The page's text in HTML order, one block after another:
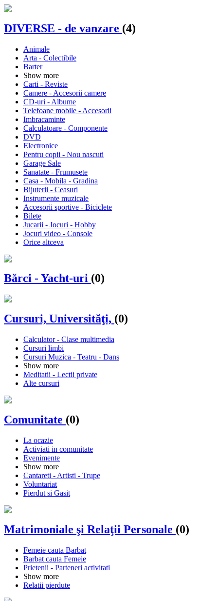
DIVERSE - de vanzare (4)
Animale
Arta - Colectibile
Barter
Show more
Carti - Reviste
Camere - Accesorii camere
CD-uri - Albume
Telefoane mobile - Accesorii
Imbracaminte
Calculatoare - Componente
DVD
Electronice
Pentru copii - Nou nascuti
Garage Sale
Sanatate - Frumusete
Casa - Mobila - Gradina
Bijuterii - Ceasuri
Instrumente muzicale
Accesorii sportive - Biciclete
Bilete
Jucarii - Jocuri - Hobby
Jocuri video - Console
Orice altceva
Bărci - Yacht-uri (0)
Cursuri, Universităţi, (0)
Calculator - Clase multimedia
Cursuri limbi
Cursuri Muzica - Teatru - Dans
Show more
Meditatii - Lectii private
Alte cursuri
Comunitate (0)
La ocazie
Activiati in comunitate
Evenimente
Show more
Cantareti - Artisti - Trupe
Voluntariat
Pierdut si Gasit
Matrimoniale şi Relaţii Personale (0)
Femeie cauta Barbat
Barbat cauta Femeie
Prietenii - Parteneri activitati
Show more
Relatii pierdute